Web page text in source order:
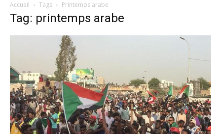
Accueil Tags Printemps arabe
Tag: printemps arabe